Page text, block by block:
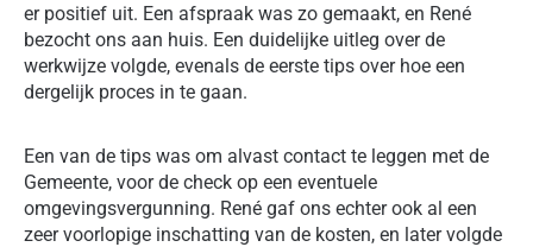
er positief uit. Een afspraak was zo gemaakt, en René
bezocht ons aan huis. Een duidelijke uitleg over de
werkwijze volgde, evenals de eerste tips over hoe een
dergelijk proces in te gaan.
Een van de tips was om alvast contact te leggen met de
Gemeente, voor de check op een eventuele
omgevingsvergunning. René gaf ons echter ook al een
zeer voorlopige inschatting van de kosten, en later volgde